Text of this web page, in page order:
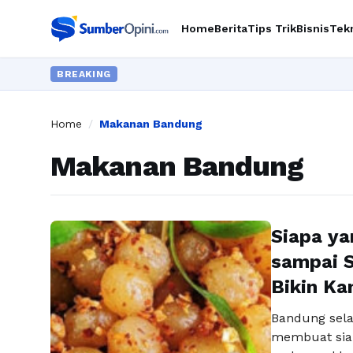
HomeBeritaTips TrikBisnis
BREAKING
Home / Makanan Bandung
Makanan Bandung
Siapa
sampai
Bikin
Bandung
membuat